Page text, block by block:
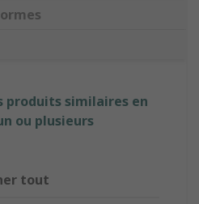
produits similaires en
ou plusieurs
tout